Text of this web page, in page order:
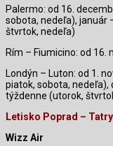
Palermo: od 16.
sobota, nedeľa), január
štvrtok, nedeľa)
Rím – Fiumicino: od 16.
Londýn – Luton: od 1.
piatok, sobota, nedeľa),
týždenne (utorok,
Letisko Poprad – Tatry
Wizz Air